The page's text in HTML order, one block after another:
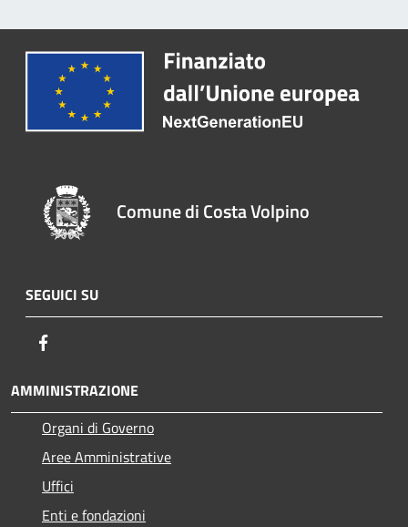
Comune di Costa Volpino
SEGUICI SU
AMMINISTRAZIONE
Organi di Governo
Aree Amministrative
Uffici
Enti e fondazioni